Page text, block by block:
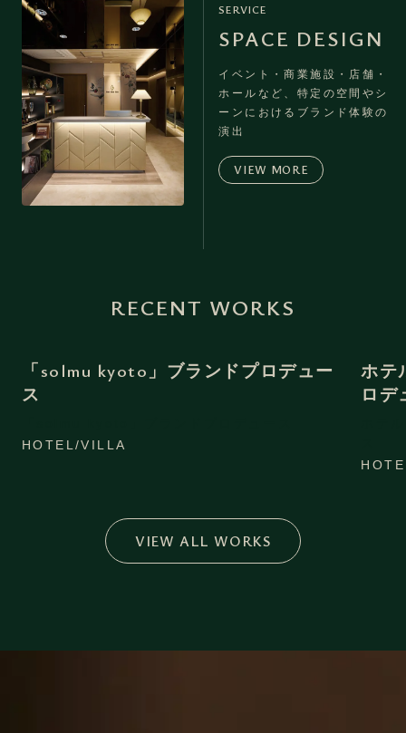
SERVICE
SPACE DESIGN
イベント・商業施設・店舗・
ホールなど、 特定の空間やシ
ーンにおけるブランド体験の
演出
VIEW MORE
RECENT WORKS
「solmu kyoto」ブランドプロデュー
ス
HOTEL/VILLA
ホテ
ロデ
VIEW ALL WORKS